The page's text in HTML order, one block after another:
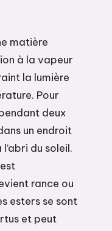
matière
à la vapeur
la lumière
Pour
deux
un endroit
du soleil.
rance ou
esters se sont
et peut